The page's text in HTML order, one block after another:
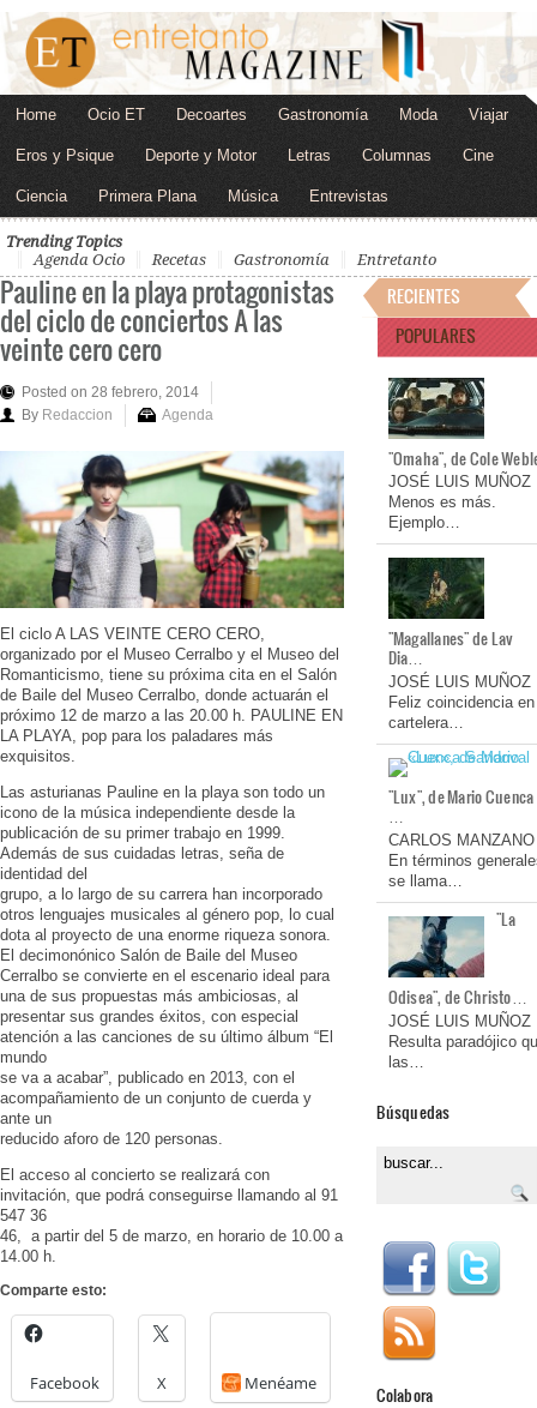
Home Ocio ET Decoartes Gastronomía Moda Viajar
Eros y Psique Deporte y Motor Letras Columnas Cine
Ciencia Primera Plana Música Entrevistas
Trending Topics
Agenda Ocio
Recetas Gastronomía Entretanto
Pauline en la playa protagonistas
del ciclo de conciertos A las
veinte cero cero
Posted on 28 febrero, 2014
By Redaccion Agenda
El ciclo A LAS VEINTE CERO CERO,
organizado por el Museo Cerralbo y el Museo del
Romanticismo, tiene su próxima cita en el Salón
de Baile del Museo Cerralbo, donde actuarán el
próximo 12 de marzo a las 20.00 h. PAULINE EN
LA PLAYA, pop para los paladares más
exquisitos.
Las asturianas Pauline en la playa son todo un
icono de la música independiente desde la
publicación de su primer trabajo en 1999.
Además de sus cuidadas letras, seña de
identidad del
grupo, a lo largo de su carrera han incorporado
otros lenguajes musicales al género pop, lo cual
dota al proyecto de una enorme riqueza sonora.
El decimonónico Salón de Baile del Museo
Cerralbo se convierte en el escenario ideal para
una de sus propuestas más ambiciosas, al
presentar sus grandes éxitos, con especial
atención a las canciones de su último álbum “El
mundo
se va a acabar”, publicado en 2013, con el
acompañamiento de un conjunto de cuerda y
ante un
reducido aforo de 120 personas.
El acceso al concierto se realizará con
invitación, que podrá conseguirse llamando al 91
547 36
46, a partir del 5 de marzo, en horario de 10.00 a
14.00 h.
Comparte esto:
Facebook X Menéame
RECIENTES
POPULARES
"Omaha", de Cole
JOSÉ LUIS MUÑOZ
Menos es más.
Ejemplo…
"Magallanes" de Lav
Dia…
JOSÉ LUIS MUÑOZ
Feliz coincidencia en
cartelera…
"Lux", de Mario Cuenca
…
CARLOS MANZANO
En términos
se llama…
"La
Odisea", de Christo…
JOSÉ LUIS MUÑOZ
Resulta paradójico
las…
Búsquedas
Colabora